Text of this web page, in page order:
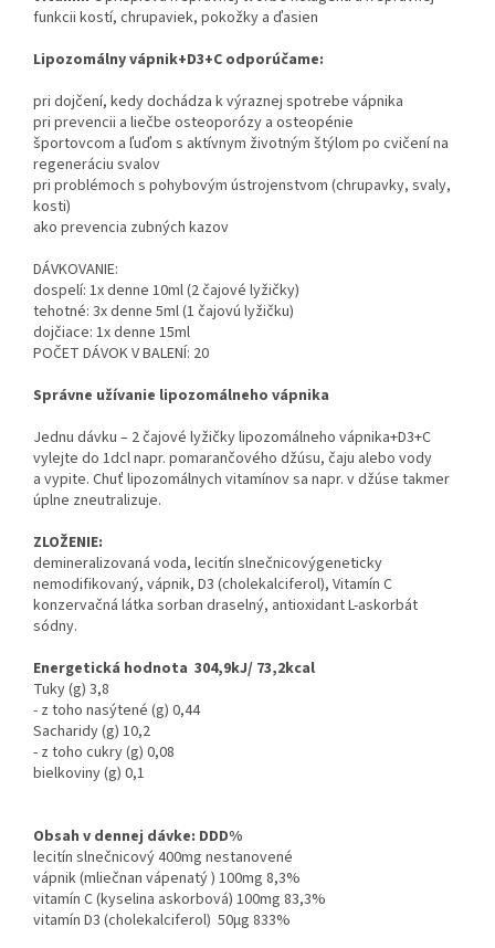
funkcii kostí, chrupaviek, pokožky a ďasien
Lipozomálny vápnik+D3+C odporúčame:
pri dojčení, kedy dochádza k výraznej spotrebe vápnika
pri prevencii a liečbe osteoporózy a osteopénie
športovcom a ľuďom s aktívnym životným štýlom po cvičení na
regeneráciu svalov
pri problémoch s pohybovým ústrojenstvom (chrupavky, svaly,
kosti)
ako prevencia zubných kazov
DÁVKOVANIE:
dospelí: 1x denne 10ml (2 čajové lyžičky)
tehotné: 3x denne 5ml (1 čajovú lyžičku)
dojčiace: 1x denne 15ml
POČET DÁVOK V BALENÍ: 20
Správne užívanie lipozomálneho vápnika
Jednu dávku – 2 čajové lyžičky lipozomálneho vápnika+D3+C
vylejte do 1dcl napr. pomarančového džúsu, čaju alebo vody
a vypite. Chuť lipozomálnych vitamínov sa napr. v džúse takmer
úplne zneutralizuje.
ZLOŽENIE:
demineralizovaná voda, lecitín slnečnicovýgeneticky
nemodifikovaný, vápnik, D3 (cholekalciferol), Vitamín C
konzervačná látka sorban draselný, antioxidant L-askorbát
sódny.
Energetická hodnota 304,9kJ/ 73,2kcal
Tuky (g) 3,8
- z toho nasýtené (g) 0,44
Sacharidy (g) 10,2
- z toho cukry (g) 0,08
bielkoviny (g) 0,1
Obsah v dennej dávke: DDD%
lecitín slnečnicový 400mg nestanovené
vápnik (mliečnan vápenatý ) 100mg 8,3%
vitamín C (kyselina askorbová) 100mg 83,3%
vitamín D3 (cholekalciferol) 50μg 833%